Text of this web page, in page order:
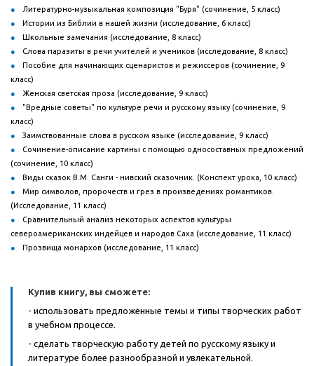
Литературно-музыкальная композиция "Буря" (сочинение, 5 класс)
Истории из Библии в нашей жизни (исследование, 6 класс)
Школьные замечания (исследование, 8 класс)
Слова паразиты в речи учителей и учеников (исследование, 8 класс)
Пособие для начинающих сценаристов и режиссеров (сочинение, 9
класс)
Женская светская проза (исследование, 9 класс)
"Вредные советы" по культуре речи и русскому языку (сочинение, 9
класс)
Заимствованные слова в русском языке (исследование, 9 класс)
Сочинение-описание картины с помощью односоставных предложений
(сочинение, 10 класс)
Виды сказок В.М. Санги - нивский сказочник. (Конспект урока, 10 класс)
Мир символов, пророчеств и грез в произведениях романтиков.
(Исследование, 11 класс)
Сравнительный анализ некоторых аспектов культуры
североамериканских индейцев и народов Саха (исследование, 11 класс)
Прозвища монархов (исследование, 11 класс)
Купив книгу, вы сможете:
- использовать предложенные темы и типы творческих работ
в учебном процессе.
- сделать творческую работу детей по русскому языку и
литературе более разнообразной и увлекательной.